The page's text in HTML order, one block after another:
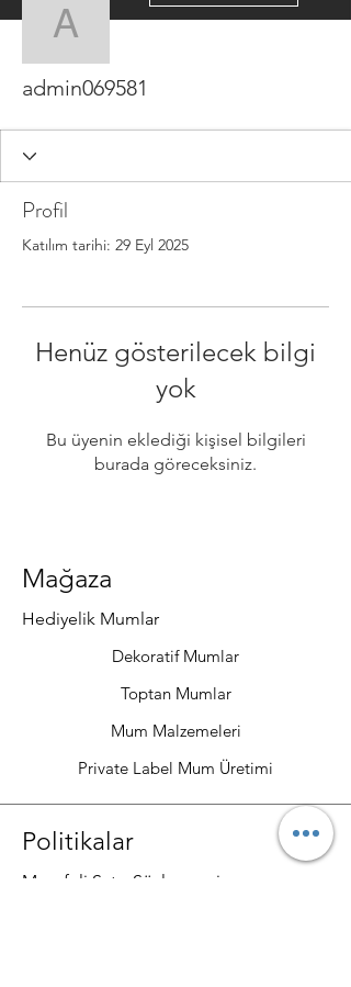
admin069581
admin069581
Profil
Katılım tarihi: 29 Eyl 2025
Henüz gösterilecek bilgi
yok
Bu üyenin eklediği kişisel bilgileri
burada göreceksiniz.
Mağaza
Hediyelik Mumlar
Dekoratif Mumlar
Toptan Mumlar
Mum Malzemeleri
Private Label Mum Üretimi
Politikalar
Mesafeli Satış Sözleşmesi